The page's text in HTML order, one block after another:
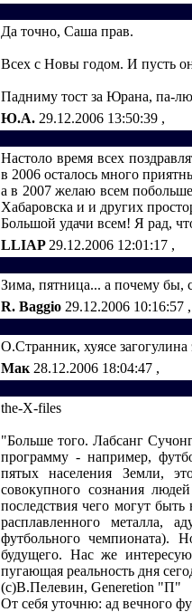
Да точно, Саша прав.
Всех с Новы годом. И пусть
Падниму тост за Юрана, па-
Ю.А. 29.12.2006 13:50:39 ,
Настоло время всех
в 2006 осталось много
а в 2007 желаю всем
Хабаровска и и других
Большой удачи всем! Я рад,
LLIAP 29.12.2006 12:01:17 ,
Зима, пятница... а почему бы,
R. Baggio 29.12.2006 10:16:57 ,
О.Странник, хуясе
Мак 28.12.2006 18:04:47 ,
the-X-files
"Больше того. Лабсанг
программу - например,
пятых населения Земли,
совокупного сознания
последствия чего могут
расплавленного металла,
футбольного чемпионата).
будущего. Нас же
пугающая реальность дня
(с)В.Пелевин, Generetion "П"
От себя уточню: ад вечного